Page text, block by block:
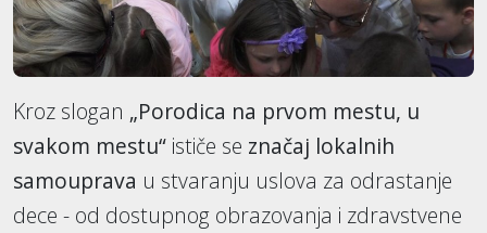
Kroz slogan „Porodica na prvom mestu, u
svakom mestu“ ističe se značaj lokalnih
samouprava u stvaranju uslova za odrastanje
dece - od dostupnog obrazovanja i zdravstvene